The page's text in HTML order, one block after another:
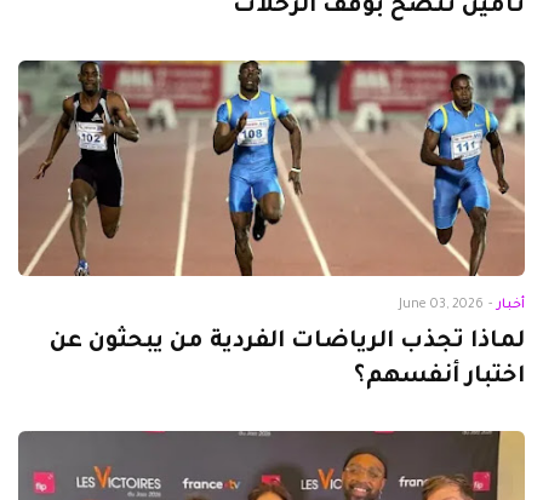
تأمين تنصح بوقف الرحلات
أخبار -
June 03, 2026
لماذا تجذب الرياضات الفردية من يبحثون عن
اختبار أنفسهم؟